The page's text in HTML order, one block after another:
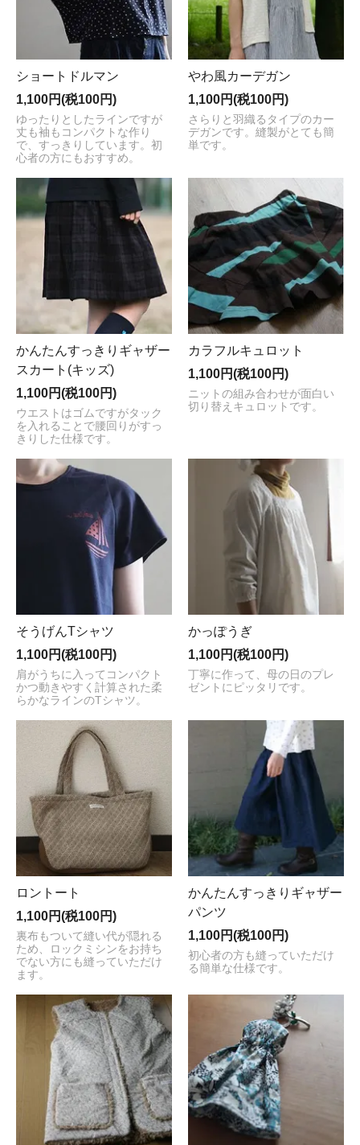
ショートドルマン
1,100円(税100円)
ゆったりとしたラインですが
丈も袖もコンパクトな作り
で、すっきりしています。初
心者の方にもおすすめ。
やわ風カーデガン
1,100円(税100円)
さらりと羽織るタイプのカー
デガンです。縫製がとても簡
単です。
かんたんすっきりギャザー
スカート(キッズ)
1,100円(税100円)
ウエストはゴムですがタック
を入れることで腰回りがすっ
きりした仕様です。
カラフルキュロット
1,100円(税100円)
ニットの組み合わせが面白い
切り替えキュロットです。
そうげんTシャツ
1,100円(税100円)
肩がうちに入ってコンパクト
かつ動きやすく計算された柔
らかなラインのTシャツ。
かっぽうぎ
1,100円(税100円)
丁寧に作って、母の日のプレ
ゼントにピッタリです。
ロントート
1,100円(税100円)
裏布もついて縫い代が隠れる
ため、ロックミシンをお持ち
でない方にも縫っていただけ
ます。
かんたんすっきりギャザー
パンツ
1,100円(税100円)
初心者の方も縫っていただけ
る簡単な仕様です。